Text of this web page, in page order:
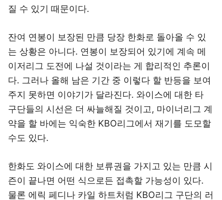
질 수 있기 때문이다.
잔여 연봉이 보장된 만큼 당장 한화로 돌아올 수 있
는 상황은 아니다. 연봉이 보장되어 있기에 계속 메
이저리그 도전에 나설 것이라는 게 합리적인 추론이
다. 그러나 올해 남은 기간 중 이렇다 할 반등을 보여
주지 못하면 이야기가 달라진다. 와이스에 대한 타
구단들의 시선은 더 싸늘해질 것이고, 마이너리그 계
약을 할 바에는 익숙한 KBO리그에서 재기를 도모할
수도 있다.
한화도 와이스에 대한 보류권을 가지고 있는 만큼 시
즌이 끝나면 어떤 식으로든 접촉할 가능성이 있다.
물론 에릭 페디나 카일 하트처럼 KBO리그 구단의 러